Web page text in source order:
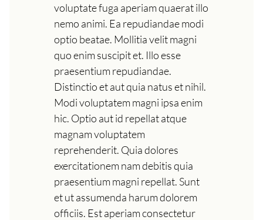
voluptate fuga aperiam quaerat illo
nemo animi. Ea repudiandae modi
optio beatae. Mollitia velit magni
quo enim suscipit et. Illo esse
praesentium repudiandae.
Distinctio et aut quia natus et nihil.
Modi voluptatem magni ipsa enim
hic. Optio aut id repellat atque
magnam voluptatem
reprehenderit. Quia dolores
exercitationem nam debitis quia
praesentium magni repellat. Sunt
et ut assumenda harum dolorem
officiis. Est aperiam consectetur